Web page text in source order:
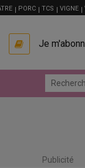
PORC TCS VIGNE
Je
Publicité